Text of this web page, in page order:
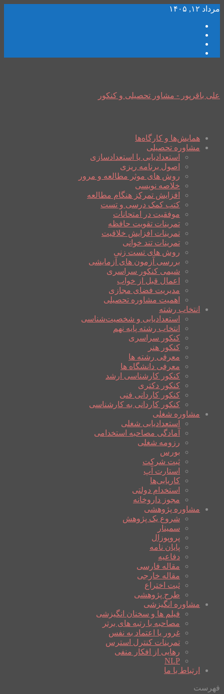
مرداد ۱۲, ۱۴۰۵
علی باقرپور - مشاور تحصیلی و کنکور
همایش‌ها و کارگاه‌ها
مشاوره تحصیلی
استعدادیابی یا استعدادسازی
اصول برنامه ریزی
روش های موثر مطالعه و مرور
خلاصه نویسی
افزایش تمرکز هنگام مطالعه
کتب کمک درسی و تست
موفقیت در امتحانات
تمرینات تقویت حافظه
تمرینات افزایش خلاقیت
تمرینات تند خوانی
روش های تست زنی
بررسی آزمون های آزمایشی
شیمی کنکور سراسری
اعمال قبل از خواب
مدیریت فضای مجازی
اهمیت مشاوره تحصیلی
انتخاب رشته
استعدادیابی و شخصیت‌شناسی
انتخاب رشته پایه نهم
کنکور سراسری
کنکور هنر
معرفی رشته ها
معرفی دانشگاه ها
کنکور کارشناسی ارشد
کنکور دکتری
کنکور کاردانی فنی
کنکور کاردانی به کارشناسی
مشاوره شغلی
استعدادیابی شغلی
آمادگی مصاحبه استخدامی
رزومه شغلی
بورس
ثبت شرکت
استارت آپ
کاریابی‌ها
استخدام دولتی
مجوز داروخانه
مشاوره پژوهشی
شروع یک پژوهش
سمینار
پروپوزال
پایان نامه
دفاعیه
مقاله فارسی
مقاله خارجی
ثبت اختراع
طرح پژوهشی
مشاوره انگیزشی
فیلم ها و سخنان انگیزشی
مصاحبه با رتبه های برتر
غرور یا اعتماد به نفس
تمرینات کنترل استرس
رهایی از افکار منفی
NLP
ارتباط با ما
فهرست